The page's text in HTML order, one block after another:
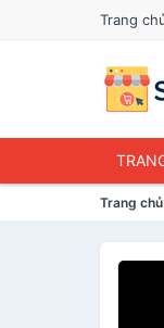
Trang
Trang chủ